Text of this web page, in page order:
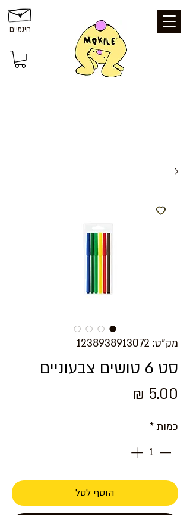
חינמיים
מק"ט: 1238938913072
סט 6 טושים צבעוניים
כמות*
הוסף לסל